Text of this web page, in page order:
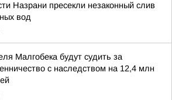
Назрани пресекли незаконный слив
вод
Малгобека будут судить за
с наследством на 12,4 млн